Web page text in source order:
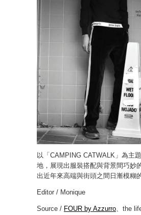
以「CAMPING CATWALK」為主
地，展現出服裝搭配與背景間巧妙
出近年來高端與街頭之間日漸模糊
Editor / Monique
Source / FOUR by Azzurro 、the